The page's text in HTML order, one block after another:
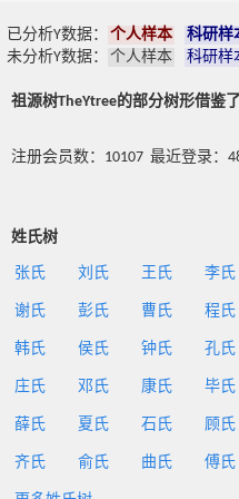
已分析Y数据： 个人样本 科研样
未分析Y数据：
个人样本 科研样
祖源树TheYtree的部分树形借鉴了
注册会员数：10107 最近登录：
姓氏树
张氏 刘氏 王氏 李氏
谢氏 彭氏 曹氏 程氏
韩氏 侯氏 钟氏 孔氏
庄氏 邓氏 康氏 毕氏
薛氏 夏氏 石氏 顾氏
齐氏 俞氏 曲氏 傅氏